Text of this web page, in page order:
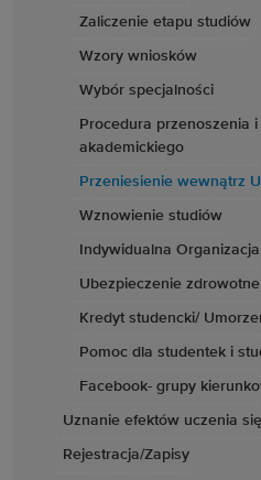
Zaliczenie etapu studiów
Wzory wniosków
Wybór specjalności
Procedura przenoszenia
akademickiego
Przeniesienie wewnątrz
Wznowienie studiów
Indywidualna
Ubezpieczenie
Kredyt studencki/
Pomoc dla studentek i
Facebook- grupy
Uznanie efektów uczenia się
Rejestracja/Zapisy